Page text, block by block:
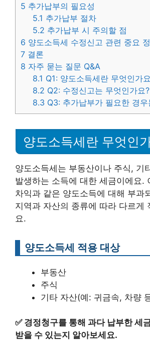
5 추가납부의 필요성
5.1 추가납부 절차
5.2 추가납부 시 주의할 점
6 양도소득세 수정신고 관련 중요
7 결론
8 자주 묻는 질문 Q&A
8.1 Q1: 양도소득세란 무엇인가
8.2 Q2: 수정신고는 무엇인가요?
8.3 Q3: 추가납부가 필요한 경
양도소득세란 무엇인
양도소득세는 부동산이나 주식, 기
발생하는 소득에 대한 세금이에요.
차익과 같은 양도소득에 대해 부과
지역과 자산의 종류에 따라 다르게
요.
양도소득세 적용 대상
부동산
주식
기타 자산(예: 귀금속, 차량
✅ 경정청구를 통해 과다 납부한 세
받을 수 있는지 알아보세요.